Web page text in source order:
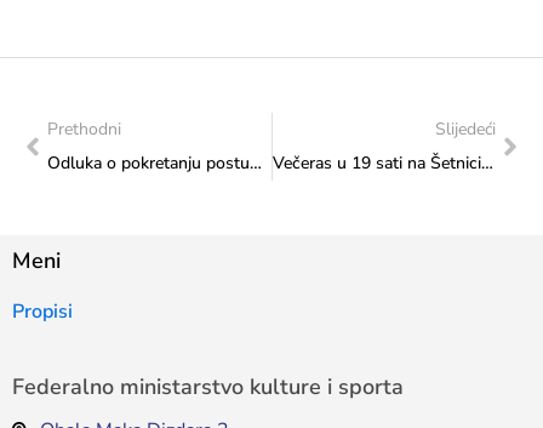
Prethodni
Odluka o pokretanju postupka javne nabavke – Zidarski i hidroizolacioni radovi
Slijedeći
Večeras u 19 sati na Šetnici kulture jazz koncert “U susret međunarodnom Danu jazza”!
Meni
Propisi
Federalno ministarstvo kulture i sporta